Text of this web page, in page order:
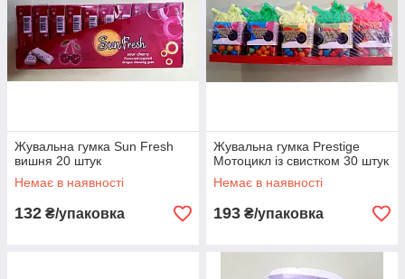
Жувальна гумка Sun Fresh
вишня 20 штук
Немає в наявності
132 ₴/упаковка
Жувальна гумка Prestige
Мотоцикл із свистком 30 штук
Немає в наявності
193 ₴/упаковка